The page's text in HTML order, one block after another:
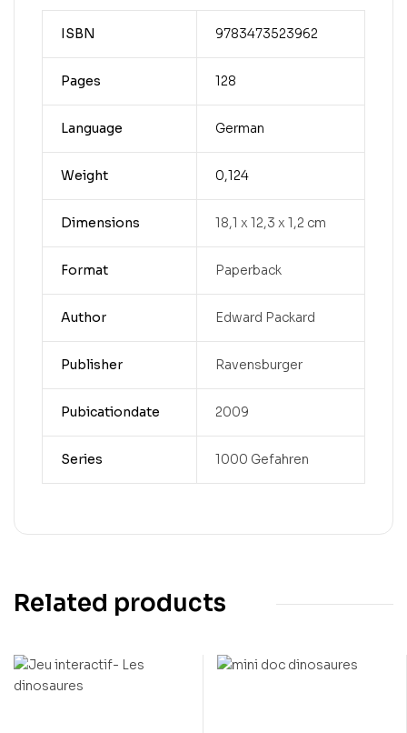
ISBN 9783473523962
Pages 128
Language German
Weight 0,124
Dimensions 18,1 x 12,3 x 1,2 cm
Format Paperback
Author Edward Packard
Publisher Ravensburger
Pubicationdate 2009
Series 1000 Gefahren
Related products